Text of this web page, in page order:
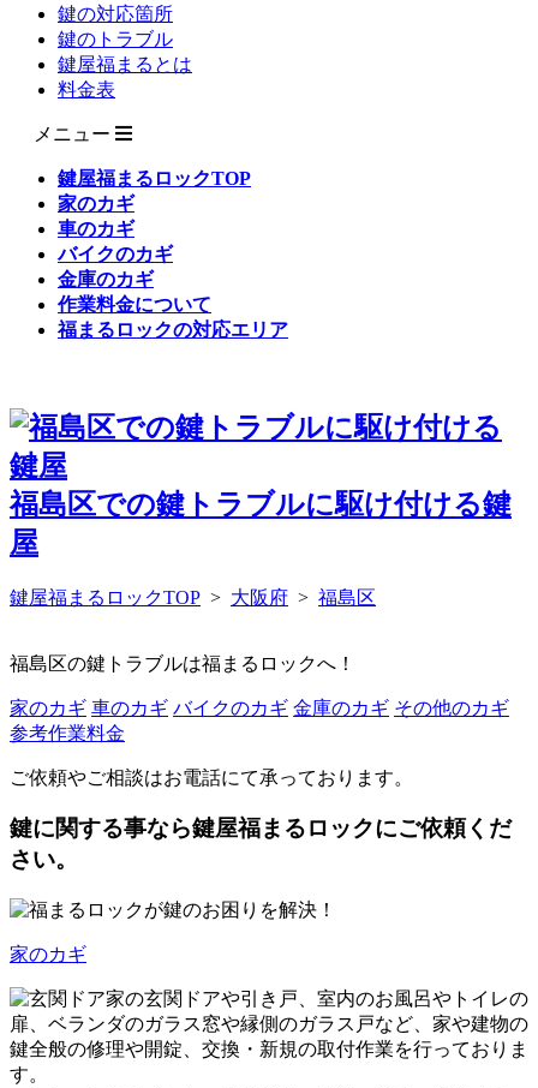
鍵の対応箇所
鍵のトラブル
鍵屋福まるとは
料金表
メニュー
鍵屋福まるロックTOP
家のカギ
車のカギ
バイクのカギ
金庫のカギ
作業料金について
福まるロックの対応エリア
福島区での鍵トラブルに駆け付ける鍵
屋
鍵屋福まるロックTOP > 大阪府 > 福島区
福島区の鍵トラブルは福まるロックへ！
家のカギ 車のカギ バイクのカギ 金庫のカギ その他のカギ
参考作業料金
ご依頼やご相談はお電話にて承っております。
鍵に関する事なら鍵屋福まるロックにご依頼くだ
さい。
家のカギ
家の玄関ドアや引き戸、室内のお風呂やトイレの
扉、ベランダのガラス窓や縁側のガラス戸など、家や建物の
鍵全般の修理や開錠、交換・新規の取付作業を行っておりま
す。